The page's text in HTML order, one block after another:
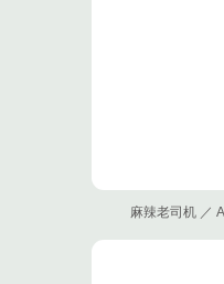
麻辣老司机 ／